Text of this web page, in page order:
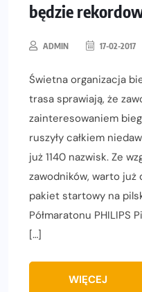
będzie
ADMIN 17-02-2017
Świetna organizacja
trasa sprawiają, że
zainteresowaniem
ruszyły całkiem
już 1140 nazwisk. Ze
zawodników, warto już
pakiet startowy na
Półmaratonu PHILIPS
[…]
WIĘCEJ